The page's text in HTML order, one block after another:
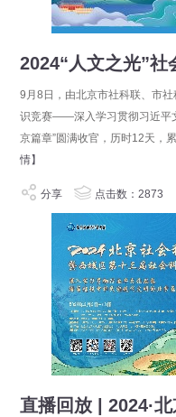
9月8日，由北京市社科联、市社
识竞赛——深入学习贯彻习近平
京篇章”圆满收官，历时12天，
情】
分享 点击数：2873
直播回放 | 2024·